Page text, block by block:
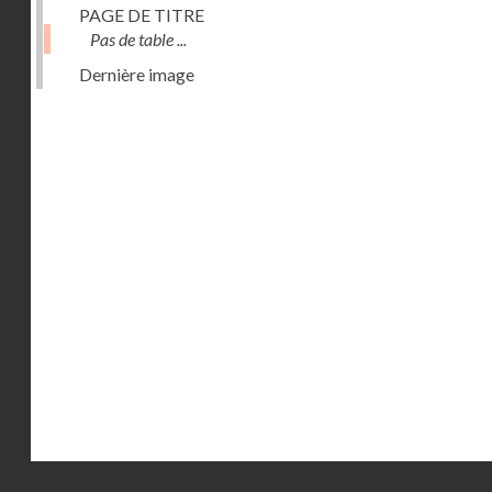
PAGE DE TITRE
Pas de table ...
Dernière image